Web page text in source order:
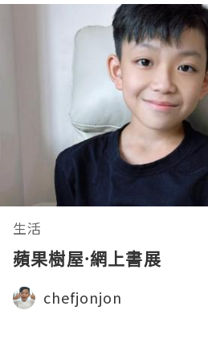
生活
蘋果樹屋·網上書展
chefjonjon